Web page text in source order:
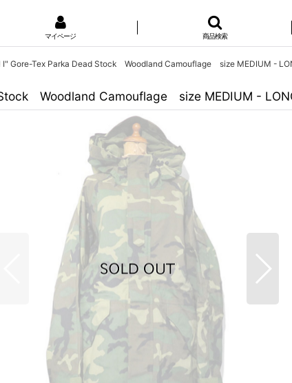
マイページ 商品検索
I" Gore-Tex Parka Dead Stock Woodland Camouflage size MEDIUM -
Stock Woodland Camouflage size MEDIUM -